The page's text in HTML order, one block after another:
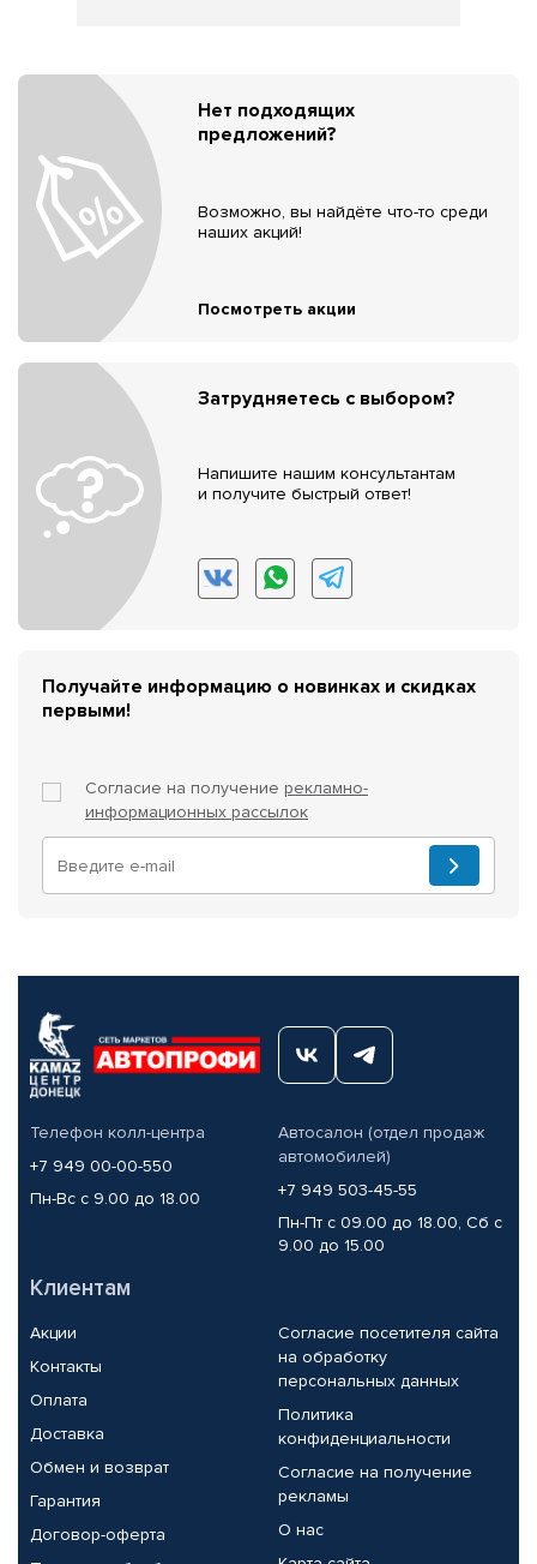
Нет подходящих
предложений?
Возможно, вы найдёте что-то среди
наших акций!
Посмотреть акции
Затрудняетесь с выбором?
Напишите нашим консультантам
и получите быстрый ответ!
Получайте информацию о новинках и скидках
первыми!
Согласие на получение рекламно-
информационных рассылок
Телефон колл-центра
+7 949 00-00-550
Пн-Вс с 9.00 до 18.00
Автосалон (отдел продаж
автомобилей)
+7 949 503-45-55
Пн-Пт с 09.00 до 18.00, Сб с
9.00 до 15.00
Клиентам
Акции
Контакты
Оплата
Доставка
Обмен и возврат
Гарантия
Договор-оферта
Согласие посетителя сайта
на обработку
персональных данных
Политика
конфиденциальности
Согласие на получение
рекламы
О нас